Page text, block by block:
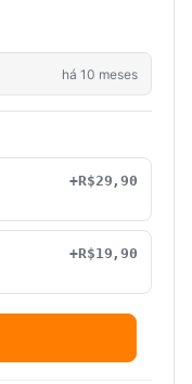
há 10 meses
+R$29,90
+R$19,90